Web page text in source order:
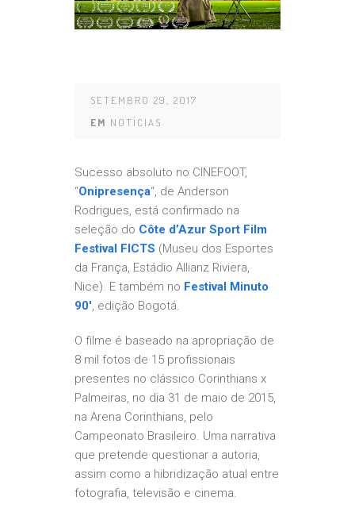
SETEMBRO 29, 2017
EM NOTÍCIAS
Sucesso absoluto no CINEFOOT,
“Onipresença“, de Anderson
Rodrigues, está confirmado na
seleção do Côte d’Azur Sport Film
Festival FICTS (Museu dos Esportes
da França, Estádio Allianz Riviera,
Nice). E também no Festival Minuto
90′, edição Bogotá.
O filme é baseado na apropriação de
8 mil fotos de 15 profissionais
presentes no clássico Corinthians x
Palmeiras, no dia 31 de maio de 2015,
na Arena Corinthians, pelo
Campeonato Brasileiro. Uma narrativa
que pretende questionar a autoria,
assim como a hibridização atual entre
fotografia, televisão e cinema.